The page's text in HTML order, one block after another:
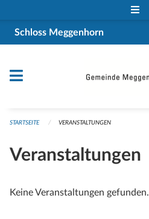
Schloss Meggenhorn
STARTSEITE VERANSTALTUNGEN
Veranstaltungen
Keine Veranstaltungen gefunden.